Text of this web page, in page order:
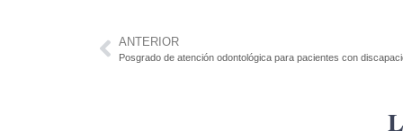
ANTERIOR
Posgrado de atención odontológica para pacientes con